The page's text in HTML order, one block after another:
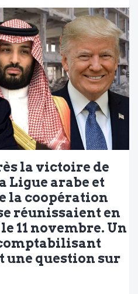
la victoire de
Ligue arabe et
la coopération
réunissaient en
11 novembre. Un
une question sur